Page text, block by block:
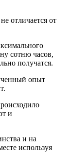
отличается от
сотню часов,
получатся.
опыт
и
и на
используя